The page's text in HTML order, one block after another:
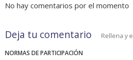
No hay comentarios por el momento
Deja tu comentario Rellena y
NORMAS DE PARTICIPACIÓN